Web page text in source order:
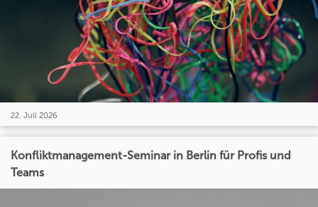
22. Juli 2026
Konfliktmanagement-Seminar in Berlin für Profis und
Teams